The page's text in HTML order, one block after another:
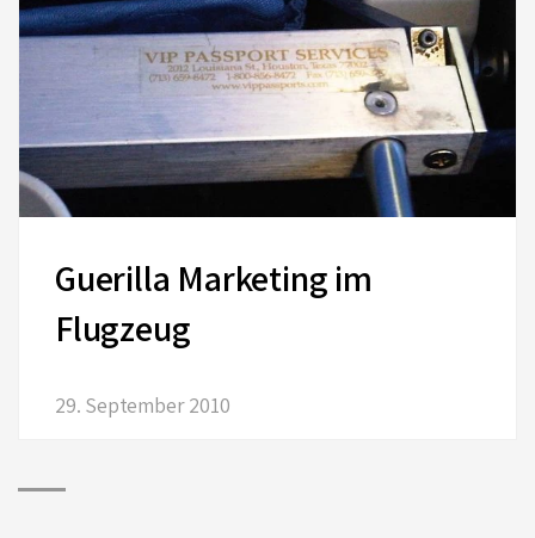
Guerilla Marketing im
Flugzeug
29. September 2010